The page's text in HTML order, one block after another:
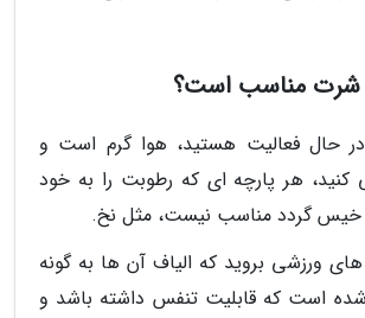
مناسب است؟
حال فعالیت هستید، هوا گرم است و
هر پارچه ای که رطوبت را به خود
گردد مناسب نیست، مثل نخ.
ورزشی بروید که الیاف آن ها به گونه
است که قابلیت تنفس داشته باشد و